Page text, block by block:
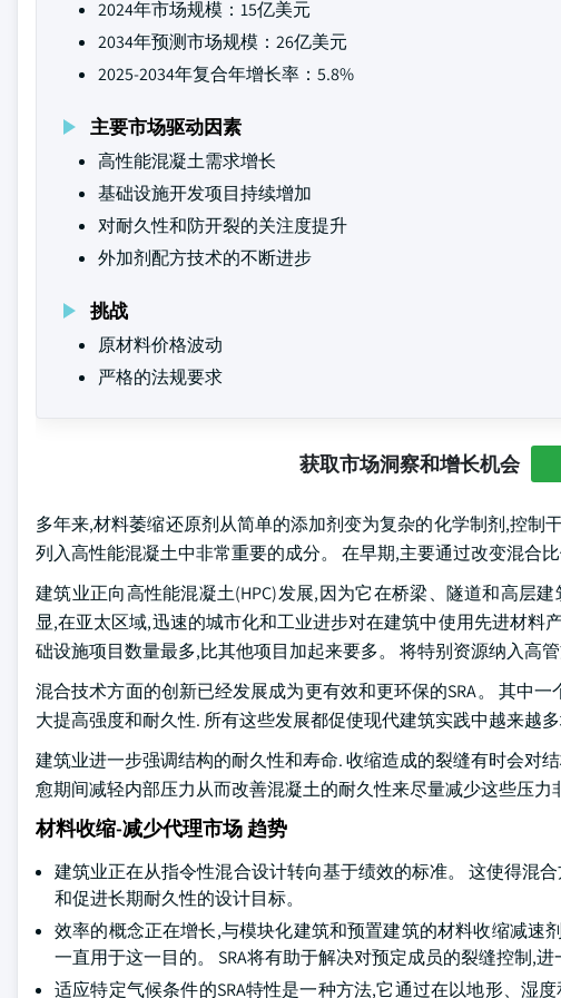
2024年市场规模：15亿美元
2034年预测市场规模：26亿美元
2025-2034年复合年增长率：5.8%
主要市场驱动因素
高性能混凝土需求增长
基础设施开发项目持续增加
对耐久性和防开裂的关注度提升
外加剂配方技术的不断进步
挑战
原材料价格波动
严格的法规要求
获取市场洞察和增长机会
多年来,材料萎缩还原剂从简单的添加剂变为复杂的化学制剂,控
列入高性能混凝土中非常重要的成分。 在早期,主要通过改变混合比
建筑业正向高性能混凝土(HPC)发展,因为它在桥梁、隧道和高层
显,在亚太区域,迅速的城市化和工业进步对在建筑中使用先进材料
础设施项目数量最多,比其他项目加起来要多。 将特别资源纳入高
混合技术方面的创新已经发展成为更有效和更环保的SRA。 其中
大提高强度和耐久性. 所有这些发展都促使现代建筑实践中越来越多
建筑业进一步强调结构的耐久性和寿命. 收缩造成的裂缝有时会对
愈期间减轻内部压力从而改善混凝土的耐久性来尽量减少这些压力
材料收缩-减少代理市场 趋势
建筑业正在从指令性混合设计转向基于绩效的标准。 这使得混
和促进长期耐久性的设计目标。
效率的概念正在增长,与模块化建筑和预置建筑的材料收缩减速
一直用于这一目的。 SRA将有助于解决对预定成员的裂缝控制,
适应特定气候条件的SRA特性是一种方法,它通过在以地形、湿